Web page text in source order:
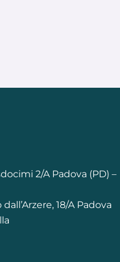
2/A Padova (PD) –
18/A Padova